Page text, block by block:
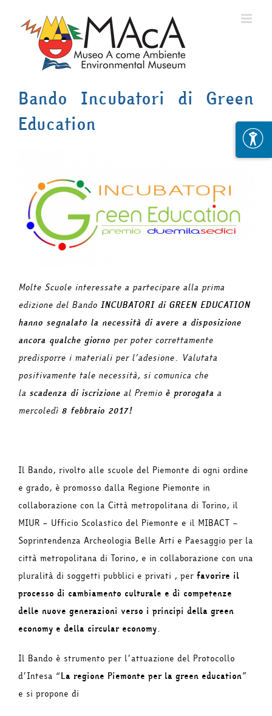
Bando Incubatori di Green
Education
Molte Scuole interessate a partecipare alla prima
edizione del Bando INCUBATORI di GREEN EDUCATION
hanno segnalato la necessità di avere a disposizione
ancora qualche giorno per poter correttamente
predisporre i materiali per l’adesione. Valutata
positivamente tale necessità, si comunica che
la scadenza di iscrizione al Premio è prorogata a
mercoledì 8 febbraio 2017!
Il Bando, rivolto alle scuole del Piemonte di ogni ordine
e grado, è promosso dalla Regione Piemonte in
collaborazione con la Città metropolitana di Torino, il
MIUR – Ufficio Scolastico del Piemonte e il MIBACT –
Soprintendenza Archeologia Belle Arti e Paesaggio per la
città metropolitana di Torino, e in collaborazione con una
pluralità di soggetti pubblici e privati , per favorire il
processo di cambiamento culturale e di competenze
delle nuove generazioni verso i principi della green
economy e della circular economy.
Il Bando è strumento per l’attuazione del Protocollo
d’Intesa “La regione Piemonte per la green education”
e si propone di